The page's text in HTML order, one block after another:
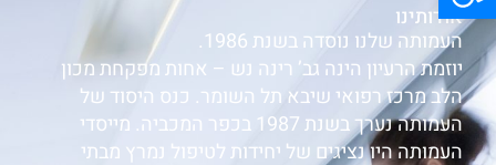
אודותינו
העמותה שלנו נוסדה בשנת 1986.
יוזמת הרעיון הינה גב’ רינה נש – אחות מפקחת מכון
הלב מרכז רפואי שיבא תל השומר. כנס היסוד של
העמותה נערך בשנת 1987 בכפר המכביה. מייסדי
העמותה היו נציגים של יחידות לטיפול נמרץ מבתי